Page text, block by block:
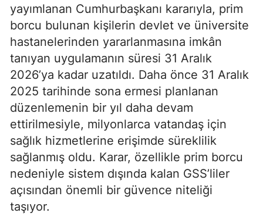
yayımlanan Cumhurbaşkanı kararıyla, prim
borcu bulunan kişilerin devlet ve üniversite
hastanelerinden yararlanmasına imkân
tanıyan uygulamanın süresi 31 Aralık
2026’ya kadar uzatıldı. Daha önce 31 Aralık
2025 tarihinde sona ermesi planlanan
düzenlemenin bir yıl daha devam
ettirilmesiyle, milyonlarca vatandaş için
sağlık hizmetlerine erişimde süreklilik
sağlanmış oldu. Karar, özellikle prim borcu
nedeniyle sistem dışında kalan GSS’liler
açısından önemli bir güvence niteliği
taşıyor.